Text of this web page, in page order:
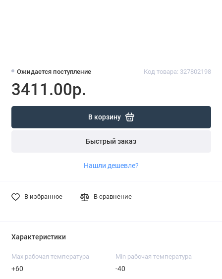
Ожидается поступление Код товара: 327802198
3411.00р.
В корзину
Быстрый заказ
Нашли дешевле?
В избранное В сравнение
Характеристики
Max рабочая температура
+60
Min рабочая температура
-40